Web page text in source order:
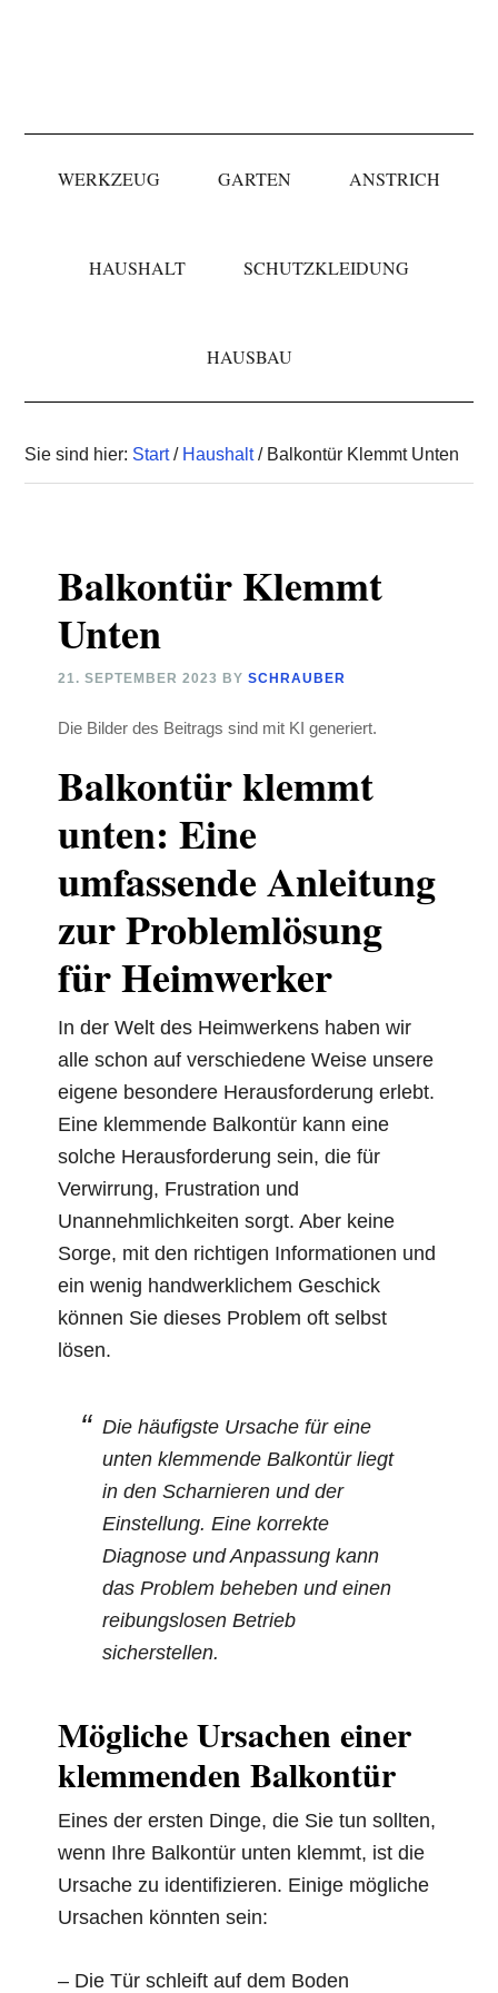
WERKZEUG GARTEN ANSTRICH
HAUSHALT SCHUTZKLEIDUNG
HAUSBAU
Sie sind hier: Start/ Haushalt/ Balkontür Klemmt Unten
Balkontür Klemmt
Unten
21. SEPTEMBER 2023 BYSCHRAUBER
Die Bilder des Beitrags sind mit KI generiert.
Balkontür klemmt
unten: Eine
umfassende Anleitung
zur Problemlösung
für Heimwerker
In der Welt des Heimwerkens haben wir
alle schon auf verschiedene Weise unsere
eigene besondere Herausforderung erlebt.
Eine klemmende Balkontür kann eine
solche Herausforderung sein, die für
Verwirrung, Frustration und
Unannehmlichkeiten sorgt. Aber keine
Sorge, mit den richtigen Informationen und
ein wenig handwerklichem Geschick
können Sie dieses Problem oft selbst
lösen.
Die häufigste Ursache für eine
unten klemmende Balkontür liegt
in den Scharnieren und der
Einstellung. Eine korrekte
Diagnose und Anpassung kann
das Problem beheben und einen
reibungslosen Betrieb
sicherstellen.
Mögliche Ursachen einer
klemmenden Balkontür
Eines der ersten Dinge, die Sie tun sollten,
wenn Ihre Balkontür unten klemmt, ist die
Ursache zu identifizieren. Einige mögliche
Ursachen könnten sein:
– Die Tür schleift auf dem Boden